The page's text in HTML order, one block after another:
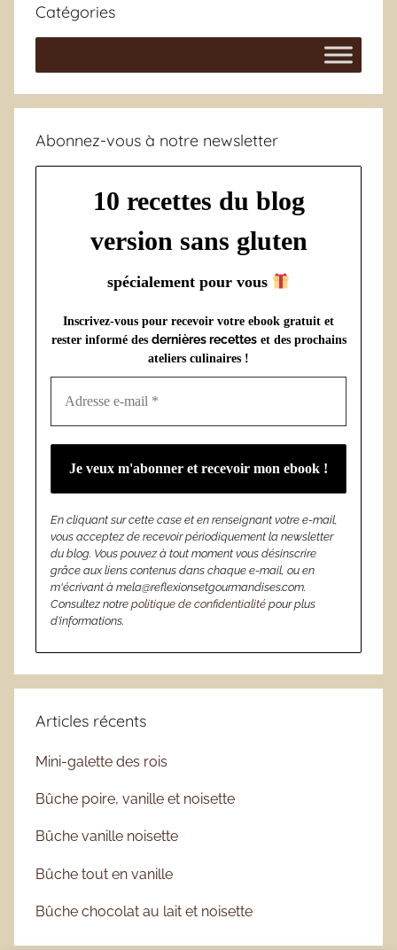
Catégories
Abonnez-vous à notre newsletter
10 recettes du blog
version sans gluten
spécialement pour vous
Inscrivez-vous pour recevoir votre ebook gratuit et
rester informé des dernières recettes et des prochains
ateliers culinaires !
En cliquant sur cette case et en renseignant votre e-mail,
vous acceptez de recevoir périodiquement la newsletter
du blog. Vous pouvez à tout moment vous désinscrire
grâce aux liens contenus dans chaque e-mail, ou en
m'écrivant à mela@reflexionsetgourmandises.com.
Consultez notre politique de confidentialité pour plus
d’informations.
Articles récents
Mini-galette des rois
Bûche poire, vanille et noisette
Bûche vanille noisette
Bûche tout en vanille
Bûche chocolat au lait et noisette